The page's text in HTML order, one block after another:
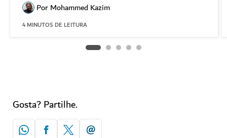
PorMohammed Kazim
4 MINUTOS DE LEITURA
Gosta? Partilhe.